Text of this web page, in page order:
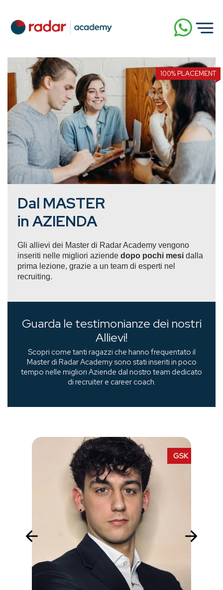
100% PLACEMENT
Dal MASTER
in AZIENDA
Gli allievi dei Master di Radar Academy vengono
inseriti nelle migliori aziende dopo pochi mesi dalla
prima lezione, grazie a un team di esperti nel
recruiting.
Guarda le testimonianze dei nostri
Allievi!
Scopri come tanti ragazzi che hanno frequentato il
Master di Radar Academy sono stati inseriti in poco
tempo nelle migliori Aziende dal nostro team dedicato
di recruiter e career coach.
ASTRAZENECA